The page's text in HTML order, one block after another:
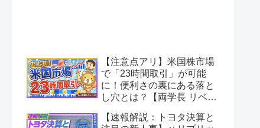
【注意点アリ】米国株市場
で「23時間取引」が可能
に！便利さの裏にある落と
し穴とは？【両学長 リベラ
【速報解説：トヨタ決算と